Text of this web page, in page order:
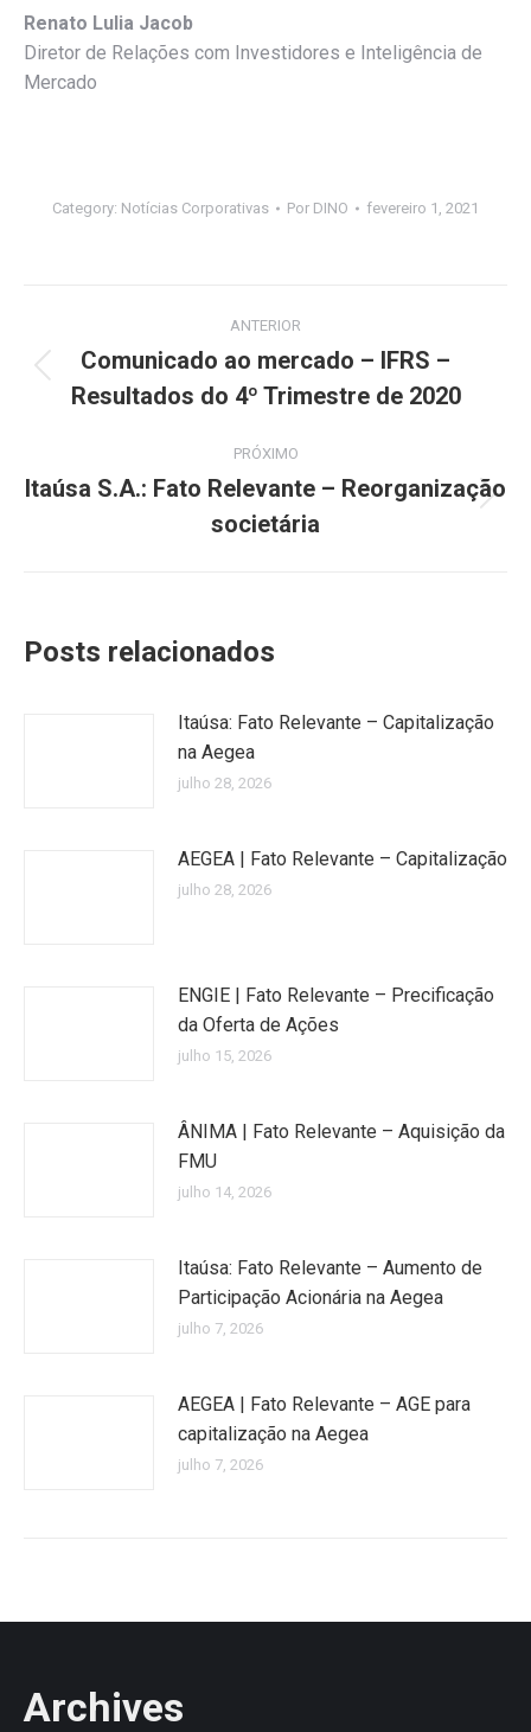
Renato Lulia Jacob
Diretor de Relações com Investidores e Inteligência de
Mercado
Category: Notícias Corporativas Por DINO fevereiro 1, 2021
de
post:
ANTERIOR
anterior:
Comunicado ao mercado – IFRS –
Resultados do 4º Trimestre de 2020
PRÓXIMO
post:
Itaúsa S.A.: Fato Relevante – Reorganização
societária
Posts relacionados
Itaúsa: Fato Relevante – Capitalização
na Aegea
julho 28, 2026
AEGEA | Fato Relevante – Capitalização
julho 28, 2026
ENGIE | Fato Relevante – Precificação
da Oferta de Ações
julho 15, 2026
ÂNIMA | Fato Relevante – Aquisição da
FMU
julho 14, 2026
Itaúsa: Fato Relevante – Aumento de
Participação Acionária na Aegea
julho 7, 2026
AEGEA | Fato Relevante – AGE para
capitalização na Aegea
julho 7, 2026
Archives